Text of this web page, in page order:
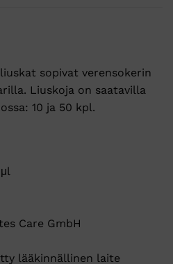
sopivat verensokerin
Liuskoja on saatavilla
10 ja 50 kpl.
Care GmbH
lääkinnällinen laite